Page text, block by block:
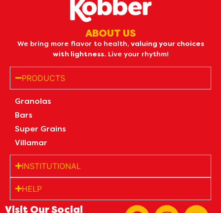
ABOUT US
We bring more flavor to health, valuing your choices
with lightness.Live your rhythm!
PRODUCTS
Granolas
Bars
Super Grains
Villamar
INSTITUTIONAL
HELP
Visit Our Social